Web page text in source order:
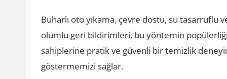
Buharlı oto yıkama, çevre dostu, su tasarruflu
olumlu geri bildirimleri, bu yöntemin
sahiplerine pratik ve güvenli bir temizlik
göstermemizi sağlar.